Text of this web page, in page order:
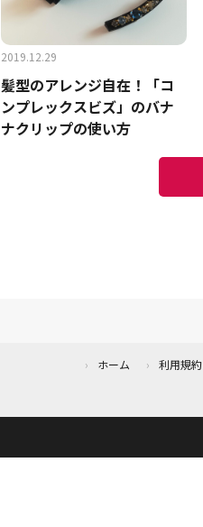
2019.12.29
髪型のアレンジ自在！「コ
ンプレックスビズ」のバナ
ナクリップの使い方
ホーム 利用規約